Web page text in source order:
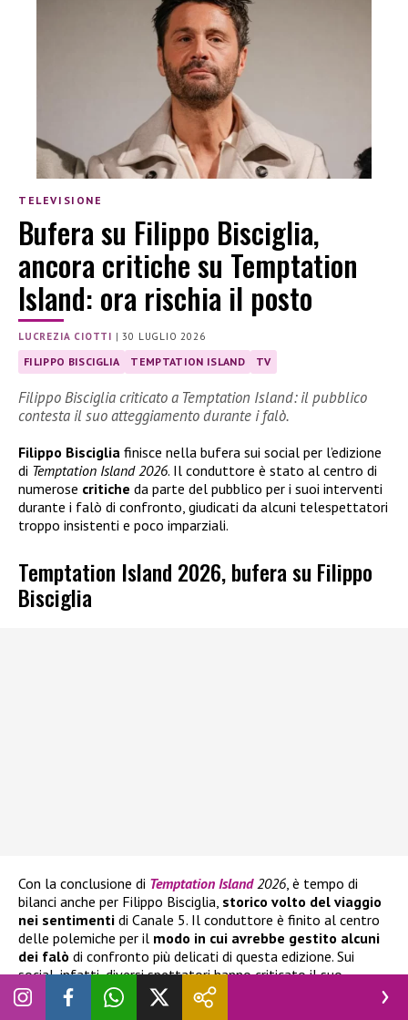
TELEVISIONE
Bufera su Filippo Bisciglia,
ancora critiche su Temptation
Island: ora rischia il posto
LUCREZIA CIOTTI |30 LUGLIO 2026
FILIPPO BISCIGLIA TEMPTATION ISLAND TV
Filippo Bisciglia criticato a Temptation Island: il pubblico
contesta il suo atteggiamento durante i falò.
Filippo Bisciglia finisce nella bufera sui social per l’edizione
di Temptation Island 2026. Il conduttore è stato al centro di
numerose critiche da parte del pubblico per i suoi interventi
durante i falò di confronto, giudicati da alcuni telespettatori
troppo insistenti e poco imparziali.
Temptation Island 2026, bufera su Filippo
Bisciglia
Con la conclusione di Temptation Island 2026 , è tempo di
bilanci anche per Filippo Bisciglia, storico volto del viaggio
nei sentimenti di Canale 5. Il conduttore è finito al centro
delle polemiche per il modo in cui avrebbe gestito alcuni
dei falò di confronto più delicati di questa edizione. Sui
social, infatti, diversi spettatori hanno criticato il suo
atteggiamento, ritenendolo in alcuni momenti
coinvolto nelle vicende delle coppie e non abbastanza